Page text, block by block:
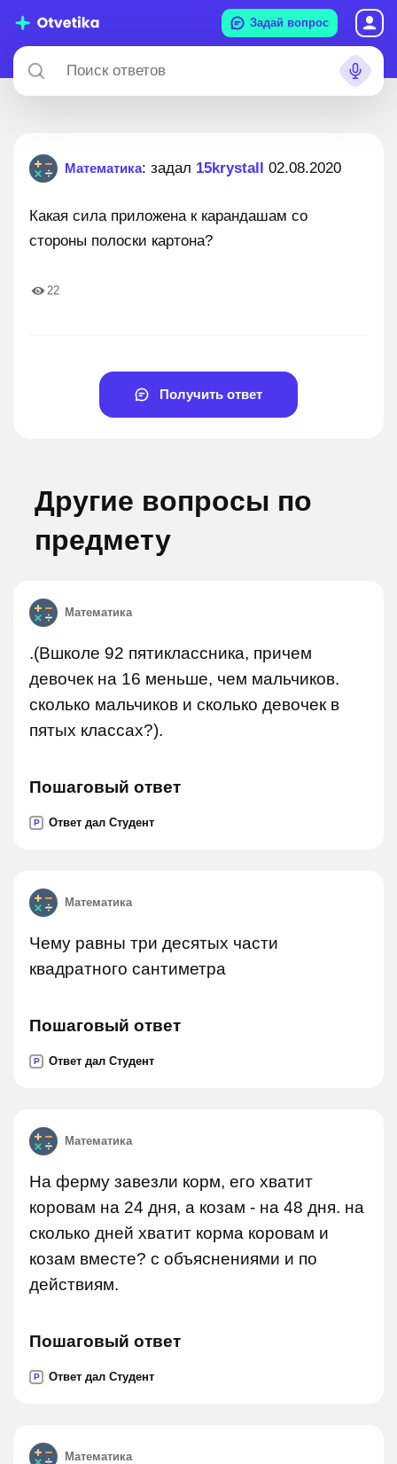
Задай вопрос
Математика: задал 15krystall 02.08.2020
Какая сила приложена к карандашам со
стороны полоски картона?
22
Получить ответ
Другие вопросы по
предмету
Математика
.(Вшколе 92 пятиклассника, причем
девочек на 16 меньше, чем мальчиков.
сколько мальчиков и сколько девочек в
пятых классах?).
Пошаговый ответ
P Ответ дал Студент
Математика
Чему равны три десятых части
квадратного сантиметра
Пошаговый ответ
P Ответ дал Студент
Математика
На ферму завезли корм, его хватит
коровам на 24 дня, а козам - на 48 дня. на
сколько дней хватит корма коровам и
козам вместе? с объяснениями и по
действиям.
Пошаговый ответ
P Ответ дал Студент
Математика